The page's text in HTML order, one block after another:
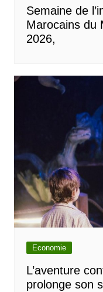
Semaine de
Marocains du
2026,
Economie
L’aventure
prolonge son